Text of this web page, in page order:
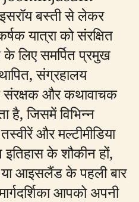
बस्ती से लेकर
यात्रा को संरक्षित
लिए समर्पित प्रमुख
संग्रहालय
और कथावाचक
है, जिसमें विभिन्न
और मल्टीमीडिया
के शौकीन हों,
आइसलैंड के पहली बार
आपको अपनी